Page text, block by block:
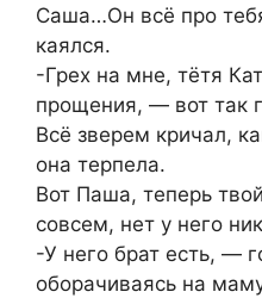
Саша…Он всё про
каялся.
-Грех на мне, тётя
прощения, — вот так
Всё зверем кричал,
она терпела.
Вот Паша, теперь
совсем, нет у него
-У него брат есть, —
оборачиваясь на